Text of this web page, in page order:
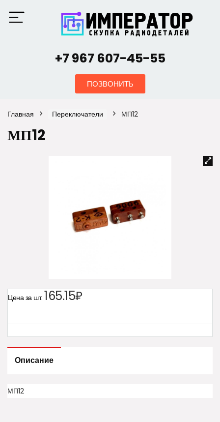
+7 967 607-45-55
ПОЗВОНИТЬ
Главная Переключатели МП12
МП12
Цена за шт: 165.15₽
Описание
МП12